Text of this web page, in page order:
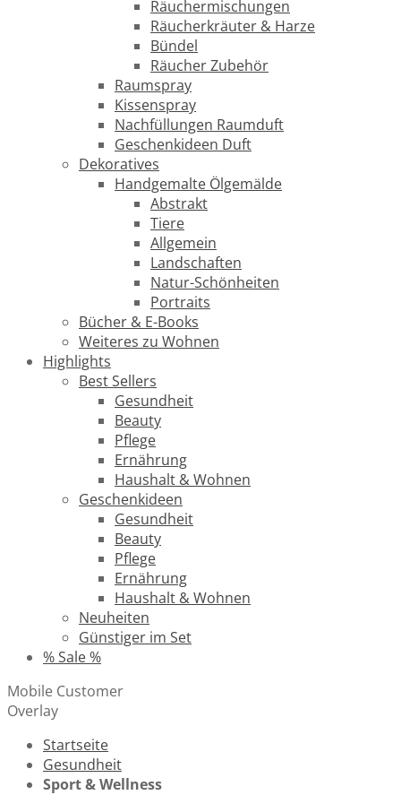
Räuchermischungen
Räucherkräuter & Harze
Bündel
Räucher Zubehör
Raumspray
Kissenspray
Nachfüllungen Raumduft
Geschenkideen Duft
Dekoratives
Handgemalte Ölgemälde
Abstrakt
Tiere
Allgemein
Landschaften
Natur-Schönheiten
Portraits
Bücher & E-Books
Weiteres zu Wohnen
Highlights
Best Sellers
Gesundheit
Beauty
Pflege
Ernährung
Haushalt & Wohnen
Geschenkideen
Gesundheit
Beauty
Pflege
Ernährung
Haushalt & Wohnen
Neuheiten
Günstiger im Set
% Sale %
Mobile Customer
Overlay
Startseite
Gesundheit
Sport & Wellness